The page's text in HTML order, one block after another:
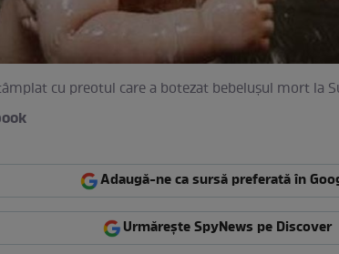
cu preotul care a botezat bebelușul mort la
Adaugă-ne ca sursă preferată în
Urmărește SpyNews pe Discover